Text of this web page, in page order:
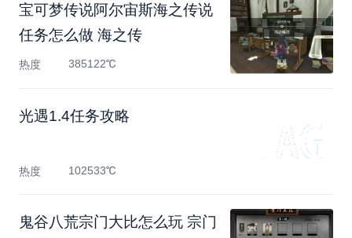
宝可梦传说阿尔宙斯海之传说
任务怎么做 海之传
热度 385122℃
光遇1.4任务攻略
热度 102533℃
鬼谷八荒宗门大比怎么玩 宗门